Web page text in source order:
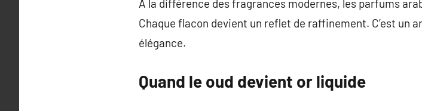
À la différence des fragrances modernes, les parfums
Chaque flacon devient un reflet de raffinement. C’est un
élégance.
Quand le oud devient or liquide